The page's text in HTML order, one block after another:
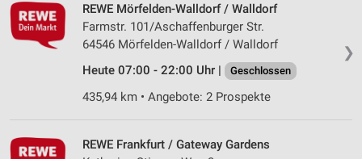
❯
REWE Mörfelden-Walldorf / Walldorf
Farmstr. 101/Aschaffenburger Str.
64546 Mörfelden-Walldorf / Walldorf
Heute 07:00 - 22:00 Uhr |
Geschlossen
435,94 km • Angebote: 2 Prospekte
REWE Frankfurt / Gateway Gardens
Verwendung genauer Standortdaten
Geräte anhand von aktiv angeforderten
Performance